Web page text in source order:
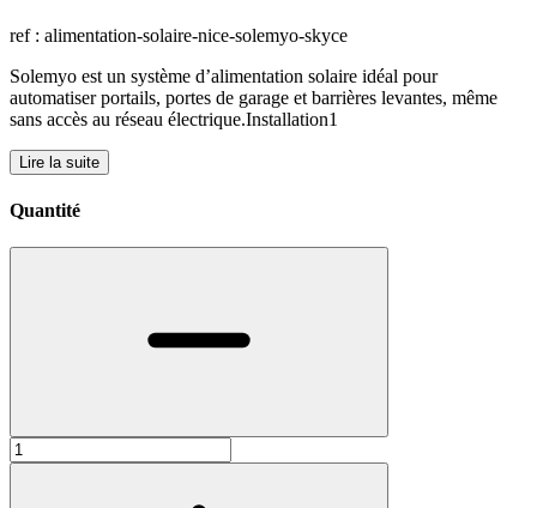
ref : alimentation-solaire-nice-solemyo-skyce
Solemyo est un système d’alimentation solaire idéal pour
automatiser portails, portes de garage et barrières levantes, même
sans accès au réseau électrique.Installation1
Lire la suite
Quantité